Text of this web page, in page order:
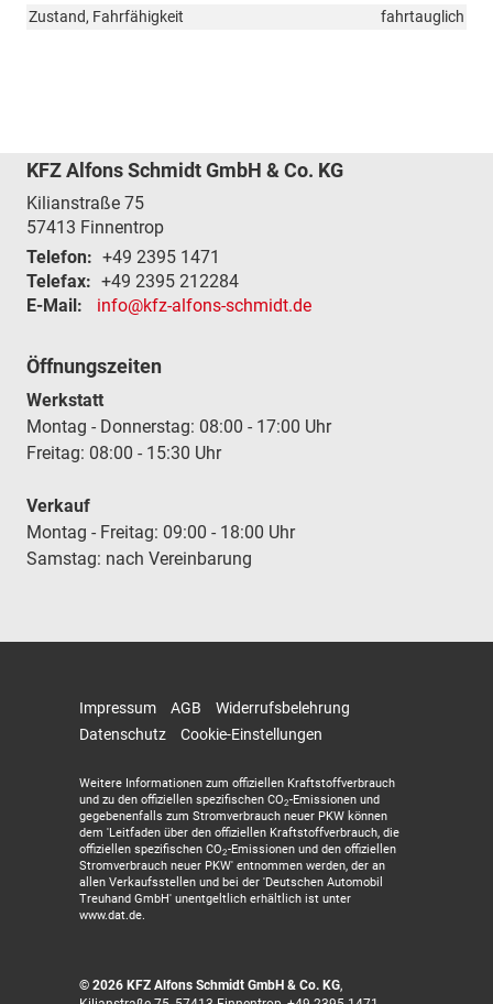
Zustand, Fahrfähigkeit
fahrtauglich
KFZ Alfons Schmidt GmbH & Co. KG
Kilianstraße 75
57413 Finnentrop
Telefon: +49 2395 1471
Telefax: +49 2395 212284
E-Mail:
info@kfz-alfons-schmidt.de
Öffnungszeiten
Werkstatt
Montag - Donnerstag: 08:00 - 17:00 Uhr
Freitag: 08:00 - 15:30 Uhr
Verkauf
Montag - Freitag: 09:00 - 18:00 Uhr
Samstag: nach Vereinbarung
Impressum AGB
Widerrufsbelehrung
Datenschutz
Cookie-Einstellungen
Weitere Informationen zum offiziellen Kraftstoffverbrauch
und zu den offiziellen spezifischen CO2-Emissionen und
gegebenenfalls zum Stromverbrauch neuer PKW können
dem 'Leitfaden über den offiziellen Kraftstoffverbrauch, die
offiziellen spezifischen CO2-Emissionen und den offiziellen
Stromverbrauch neuer PKW' entnommen werden, der an
allen Verkaufsstellen und bei der 'Deutschen Automobil
Treuhand GmbH' unentgeltlich erhältlich ist unter
www.dat.de.
© 2026 KFZ Alfons Schmidt GmbH & Co. KG,